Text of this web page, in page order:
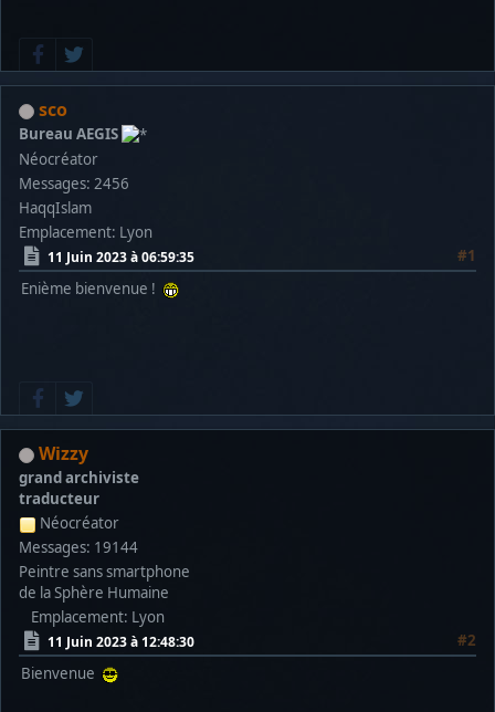
sco
Bureau AEGIS
Néocréator
Messages: 2456
HaqqIslam
Emplacement: Lyon
11 Juin 2023 à 06:59:35
#1
Enième bienvenue !
Wizzy
grand archiviste
traducteur
Néocréator
Messages: 19144
Peintre sans smartphone
de la Sphère Humaine
Emplacement: Lyon
11 Juin 2023 à 12:48:30
#2
Bienvenue